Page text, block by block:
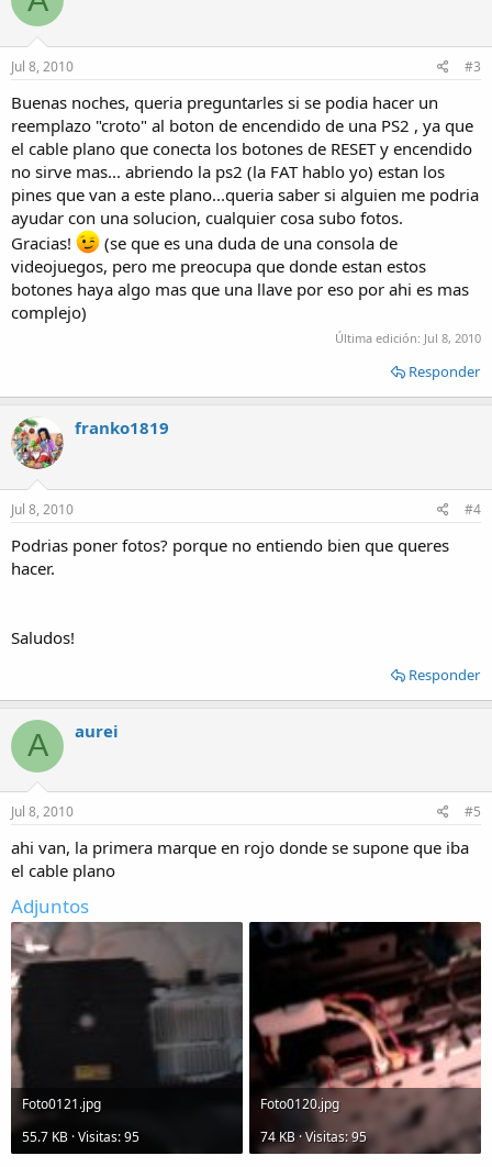
Jul 8, 2010 #3
Buenas noches, queria preguntarles si se podia hacer un
reemplazo "croto" al boton de encendido de una PS2 , ya que
el cable plano que conecta los botones de RESET y encendido
no sirve mas... abriendo la ps2 (la FAT hablo yo) estan los
pines que van a este plano...queria saber si alguien me podria
ayudar con una solucion, cualquier cosa subo fotos.
Gracias!
(se que es una duda de una consola de
videojuegos, pero me preocupa que donde estan estos
botones haya algo mas que una llave por eso por ahi es mas
complejo)
Última edición: Jul 8, 2010
Responder
franko1819
Jul 8, 2010 #4
Podrias poner fotos? porque no entiendo bien que queres
hacer.
Saludos!
Responder
A aurei
Jul 8, 2010 #5
ahi van, la primera marque en rojo donde se supone que iba
el cable plano
Adjuntos
Foto0121.jpg
55.7 KB · Visitas: 95
Foto0120.jpg
74 KB · Visitas: 95